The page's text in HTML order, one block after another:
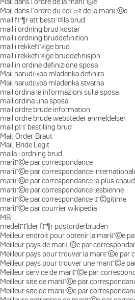
Mail dans l'ordre du coГ»t de la mariГ©e
mail fГ¶r att bestГ¤lla brud
mail i ordning brud kostar
mail i ordning bruddefinition
mail i rekkefГёlge brud
mail i rekkefГёlge bruddefinisjon
mail in ordine definizione sposa
Mail narudЕѕba mladenka definira
Mail narudЕѕba mladenka stvarna
mail ordina le informazioni sulla sposa
mail ordina una sposa
mail ordre brude information
mail ordre brude websteder anmeldelser
mail pГҐ bestilling brud
Mail-Order-Braut
Mail. Bride Legit
maila i ordning brud
mariГ©e par correspondance
mariГ©e par correspondance
mariГ©e par correspondance la plus
mariГ©e par correspondance lesbienne
mariГ©e par correspondance lГ©gitime
mariГ©e par courrier wikipedia
MB
medelГҐlder fГ¶r postorderbruden
Meilleur endroit pour obtenir la mariГ©e
Meilleur pays de mariГ©e par
Meilleur pays pour trouver la mariГ©e par
Meilleur pays pour trouver une mariГ©e
Meilleur service de mariГ©e par
Meilleur site de mariГ©e par
Meilleur site de mariГ©e par